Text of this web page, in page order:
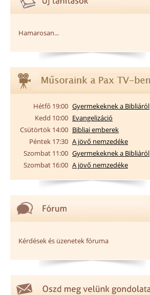
Hamarosan...
Hétfő 19:00 Gyermekeknek a Bibliáról
Kedd 10:00 Evangelizáció
Csütörtök 14:00 Bibliai emberek
Péntek 17:30 A jövő nemzedéke
Szombat 11:00 Gyermekeknek a Bibliáról
Szombat 16:00 A jövő nemzedéke
Kérdések és üzenetek fóruma